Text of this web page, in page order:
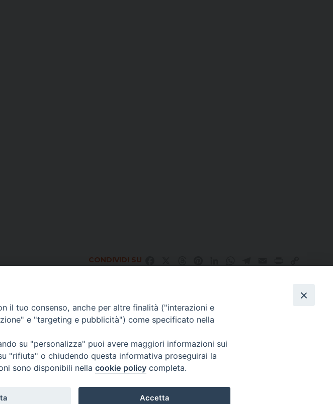
CONDIVIDI SU
Direttore Responsabile Giuseppe Rabita
Direttore Amministrativo Salvatore Bruno
Via Cammarata, 21 – Piazza Armerina
Autorizzazione Tribunale di Enna n. 113 del 24/2/2007
il tuo consenso, anche per altre finalità ("interazioni e
e "targeting e pubblicità") come specificato nella
su "personalizza" puoi avere maggiori informazioni sui
"rifiuta" o chiudendo questa informativa proseguirai la
sono disponibili nella cookie policy completa.
Accetta